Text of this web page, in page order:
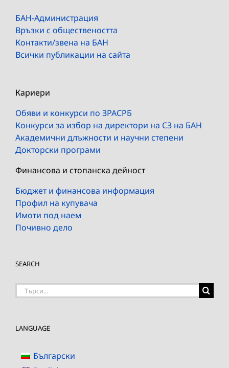
БАН-Администрация
Връзки с обществеността
Контакти/звена на БАН
Всички публикации на сайта
Кариери
Обяви и конкурси по ЗРАСРБ
Конкурси за избор на директори на СЗ на БАН
Академични длъжности и научни степени
Докторски програми
Финансова и стопанска дейност
Бюджет и финансова информация
Профил на купувача
Имоти под наем
Почивно дело
SEARCH
Търсене
LANGUAGE
Български